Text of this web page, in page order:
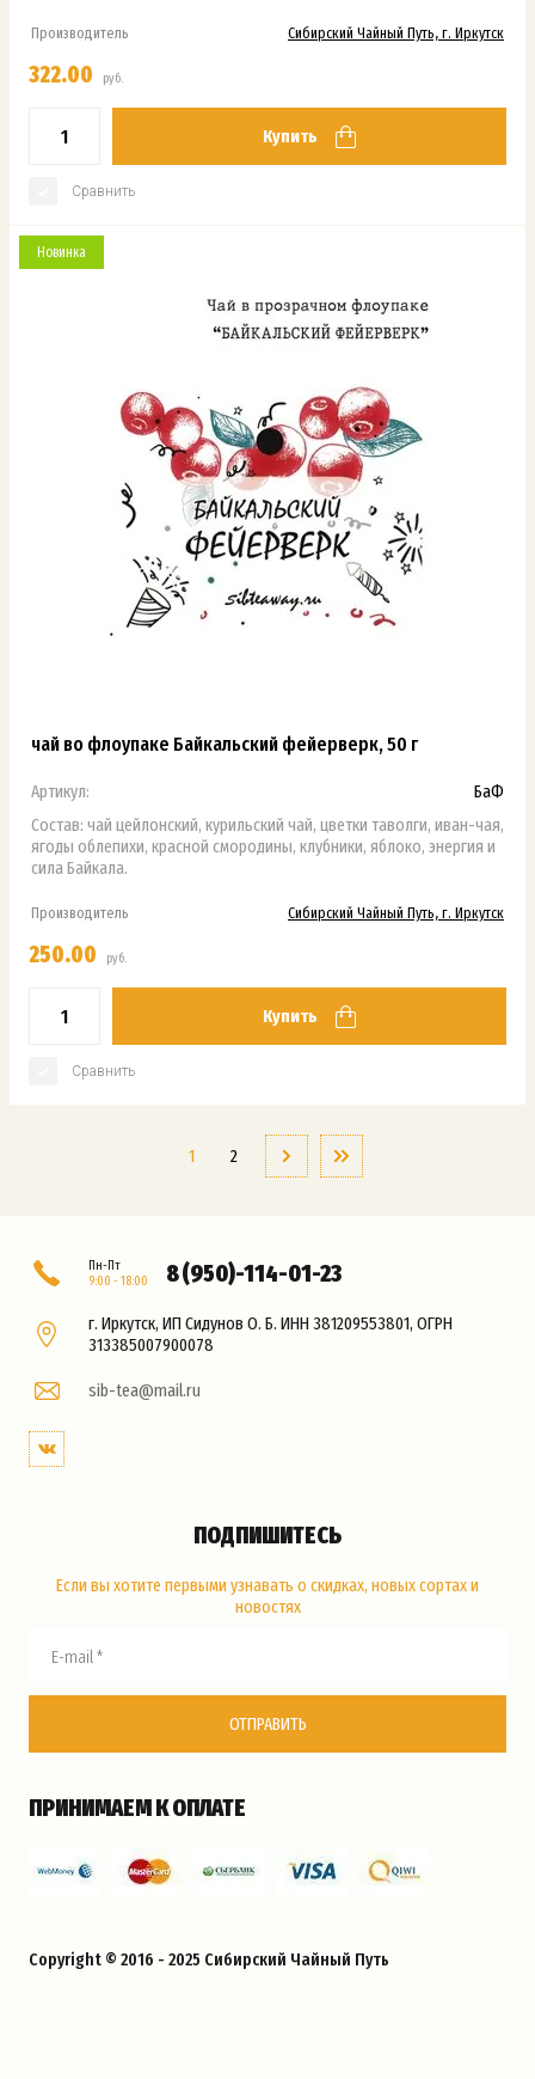
Производитель Сибирский Чайный Путь, г. Иркутск
322.00 руб.
Купить
Сравнить
Новинка
чай во флоупаке Байкальский фейерверк, 50 г
Артикул:
БаФ
Состав: чай цейлонский, курильский чай, цветки таволги, иван-чая,
ягоды облепихи, красной смородины, клубники, яблоко, энергия и
сила Байкала.
Производитель Сибирский Чайный Путь, г. Иркутск
250.00 руб.
Купить
Сравнить
1 2
Пн-Пт
9:00 - 18:00
8 (950)-114-01-23
г. Иркутск, ИП Сидунов О. Б. ИНН 381209553801, ОГРН
313385007900078
sib-tea@mail.ru
ПОДПИШИТЕСЬ
Если вы хотите первыми узнавать о скидках, новых сортах и
новостях
ОТПРАВИТЬ
ПРИНИМАЕМ К ОПЛАТЕ
Copyright © 2016 - 2025 Сибирский Чайный Путь